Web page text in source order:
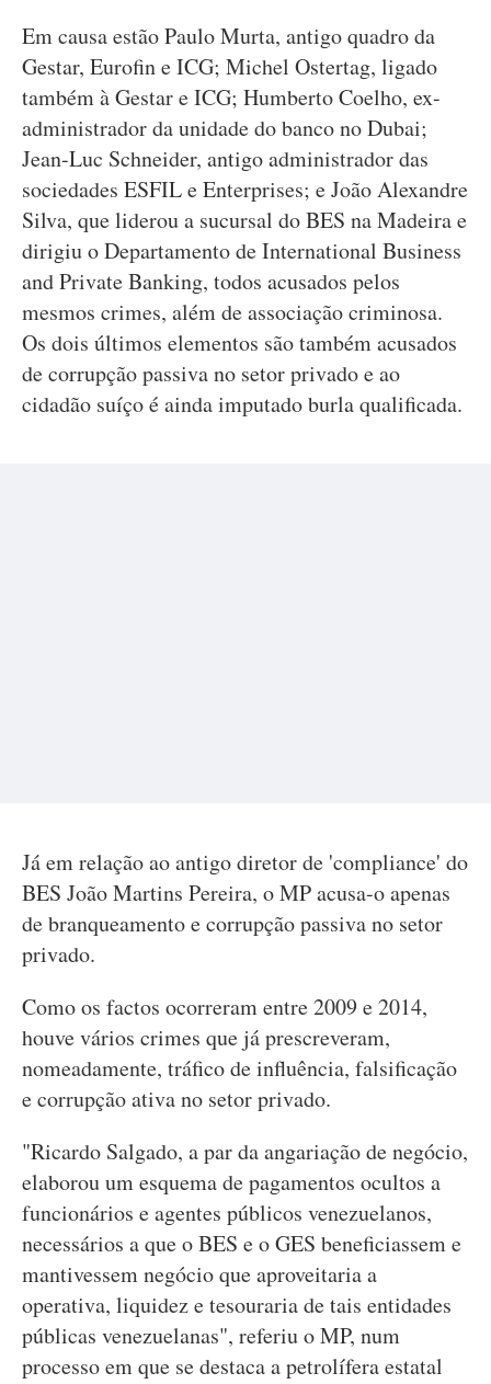
Em causa estão Paulo Murta, antigo quadro da
Gestar, Eurofin e ICG; Michel Ostertag, ligado
também à Gestar e ICG; Humberto Coelho, ex-
administrador da unidade do banco no Dubai;
Jean-Luc Schneider, antigo administrador das
sociedades ESFIL e Enterprises; e João Alexandre
Silva, que liderou a sucursal do BES na Madeira e
dirigiu o Departamento de International Business
and Private Banking, todos acusados pelos
mesmos crimes, além de associação criminosa.
Os dois últimos elementos são também acusados
de corrupção passiva no setor privado e ao
cidadão suíço é ainda imputado burla qualificada.
Já em relação ao antigo diretor de 'compliance' do
BES João Martins Pereira, o MP acusa-o apenas
de branqueamento e corrupção passiva no setor
privado.
Como os factos ocorreram entre 2009 e 2014,
houve vários crimes que já prescreveram,
nomeadamente, tráfico de influência, falsificação
e corrupção ativa no setor privado.
"Ricardo Salgado, a par da angariação de negócio,
elaborou um esquema de pagamentos ocultos a
funcionários e agentes públicos venezuelanos,
necessários a que o BES e o GES beneficiassem e
mantivessem negócio que aproveitaria a
operativa, liquidez e tesouraria de tais entidades
públicas venezuelanas", referiu o MP, num
processo em que se destaca a petrolífera estatal